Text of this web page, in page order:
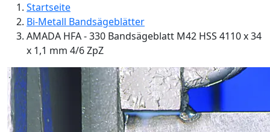
Startseite
Bi-Metall Bandsägeblätter
AMADA HFA - 330 Bandsägeblatt M42 HSS 4110 x 34
x 1,1 mm 4/6 ZpZ